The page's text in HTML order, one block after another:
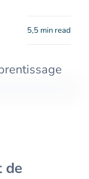
5,5 min read
de